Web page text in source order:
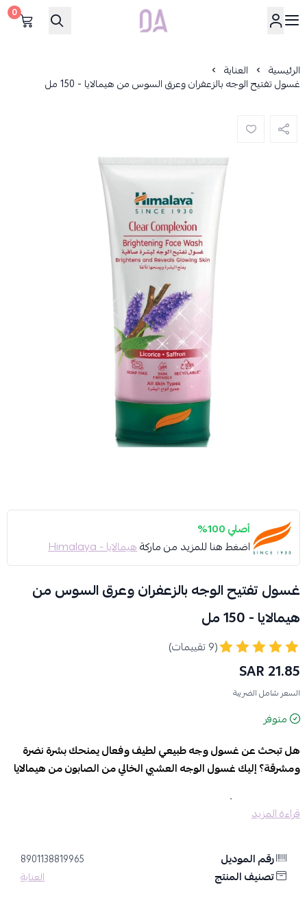
Dar Alamirat
0
الرئيسية العناية
غسول تفتيح الوجه بالزعفران وعرق السوس من هيمالايا - 150 مل
أصلي 100%
اضغط هنا للمزيد من ماركةهيمالايا - Himalaya
غسول تفتيح الوجه بالزعفران وعرق السوس من
هيمالايا - 150 مل
(9 تقييمات)
21.85 SAR
السعر شامل الضريبة
متوفر
هل تبحث عن غسول وجه طبيعي لطيف وفعال يمنحك بشرة نضرة
ومشرقة؟ إليك غسول الوجه العشبي الخالي من الصابون من هيمالايا
غني بمزيج من الأعشاب المُفيدة:
الزعفران: يُعرف بخصائصه المُضادة للأكسدة التي تُحارب علامات
الخيار: يُهدئ البشرة ويُقلل من الاحمرار، ويُعطيها شعورًا بالانتعاش
والترطيب.
قراءة المزيد
رقم الموديل 8901138819965
تصنيف المنتج العناية